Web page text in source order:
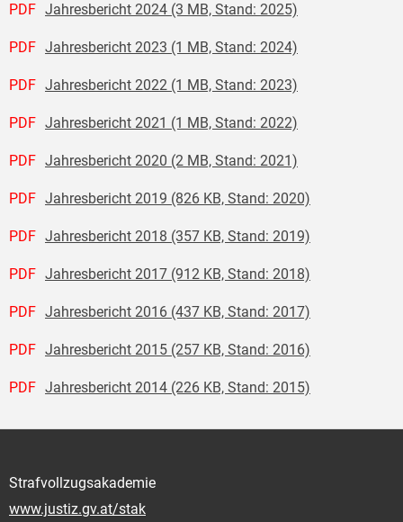
PDF Jahresbericht 2024 (3 MB, Stand: 2025)
PDF Jahresbericht 2023 (1 MB, Stand: 2024)
PDF Jahresbericht 2022 (1 MB, Stand: 2023)
PDF Jahresbericht 2021 (1 MB, Stand: 2022)
PDF Jahresbericht 2020 (2 MB, Stand: 2021)
PDF Jahresbericht 2019 (826 KB, Stand: 2020)
PDF Jahresbericht 2018 (357 KB, Stand: 2019)
PDF Jahresbericht 2017 (912 KB, Stand: 2018)
PDF Jahresbericht 2016 (437 KB, Stand: 2017)
PDF Jahresbericht 2015 (257 KB, Stand: 2016)
PDF Jahresbericht 2014 (226 KB, Stand: 2015)
Strafvollzugsakademie
www.justiz.gv.at/stak